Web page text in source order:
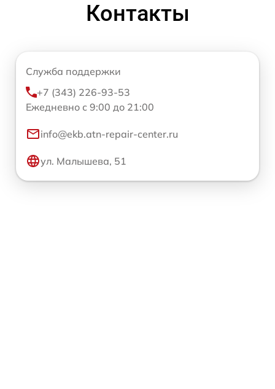
Контакты
Служба поддержки
+7 (343) 226-93-53
Ежедневно с 9:00 до 21:00
info@ekb.atn-repair-center.ru
ул. Малышева, 51